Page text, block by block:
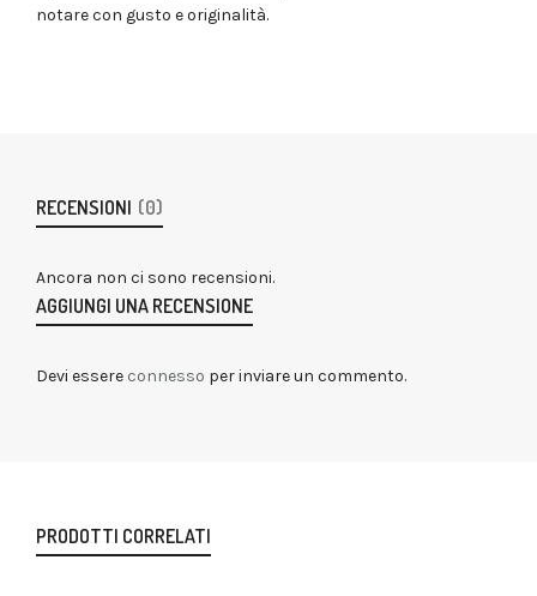
notare con gusto e originalità.
RECENSIONI (0)
Ancora non ci sono recensioni.
AGGIUNGI UNA RECENSIONE
Devi essere connesso per inviare un commento.
PRODOTTI CORRELATI